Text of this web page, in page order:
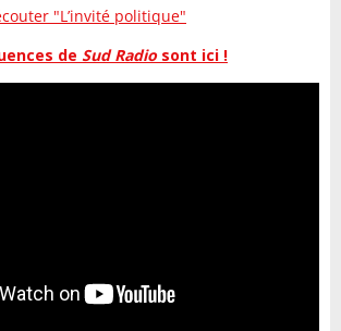
"L’invité politique"
de Sud Radio sont ici !